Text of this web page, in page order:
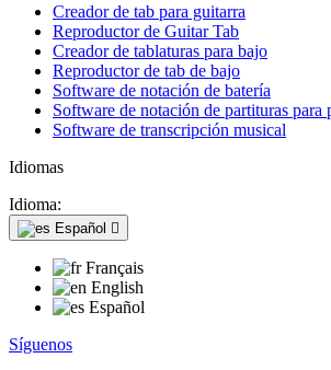
Creador de tab para guitarra
Reproductor de Guitar Tab
Creador de tablaturas para bajo
Reproductor de tab de bajo
Software de notación de batería
Software de notación de partituras para
Software de transcripción musical
Idiomas
Idioma:
Español 
Français
English
Español
Síguenos